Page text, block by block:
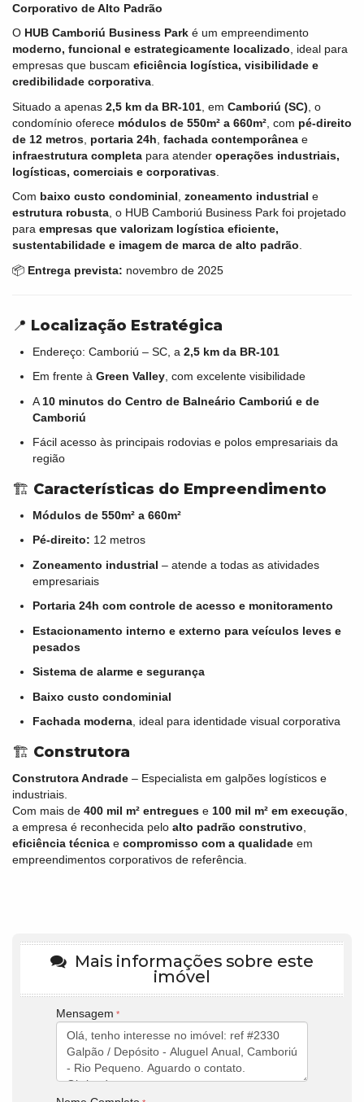
Corporativo de Alto Padrão
O HUB Camboriú Business Park é um empreendimento
moderno, funcional e estrategicamente localizado , ideal para
empresas que buscam eficiência logística, visibilidade e
credibilidade corporativa
Situado a apenas 2,5 km da BR-101 , em Camboriú (SC) , o
condomínio oferece módulos de 550m² a 660m² , com pé-direito
de 12 metros portaria 24h fachada contemporânea e
infraestrutura completa para atender operações industriais,
logísticas, comerciais e corporativas
Com baixo custo condominial zoneamento industrial e
estrutura robusta , o HUB Camboriú Business Park foi projetado
para empresas que valorizam logística eficiente,
sustentabilidade e imagem de marca de alto padrão
📦 Entrega prevista: novembro de 2025
📍 Localização Estratégica
Endereço: Camboriú – SC, a 2,5 km da BR-101
Em frente à Green Valley , com excelente visibilidade
A 10 minutos do Centro de Balneário Camboriú e de
Camboriú
Fácil acesso às principais rodovias e polos empresariais da
região
🏗️ Características do Empreendimento
Módulos de 550m² a 660m²
Pé-direito: 12 metros
Zoneamento industrial – atende a todas as atividades
empresariais
Portaria 24h com controle de acesso e monitoramento
Estacionamento interno e externo para veículos leves e
pesados
Sistema de alarme e segurança
Baixo custo condominial
Fachada moderna , ideal para identidade visual corporativa
🏗️ Construtora
Construtora Andrade – Especialista em galpões logísticos e
industriais.
Com mais de 400 mil m² entregues e 100 mil m² em execução
a empresa é reconhecida pelo alto padrão construtivo
eficiência técnica e compromisso com a qualidade em
empreendimentos corporativos de referência.
Mais informações sobre este
imóvel
Mensagem